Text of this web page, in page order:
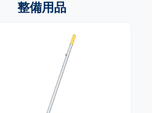
整備用品